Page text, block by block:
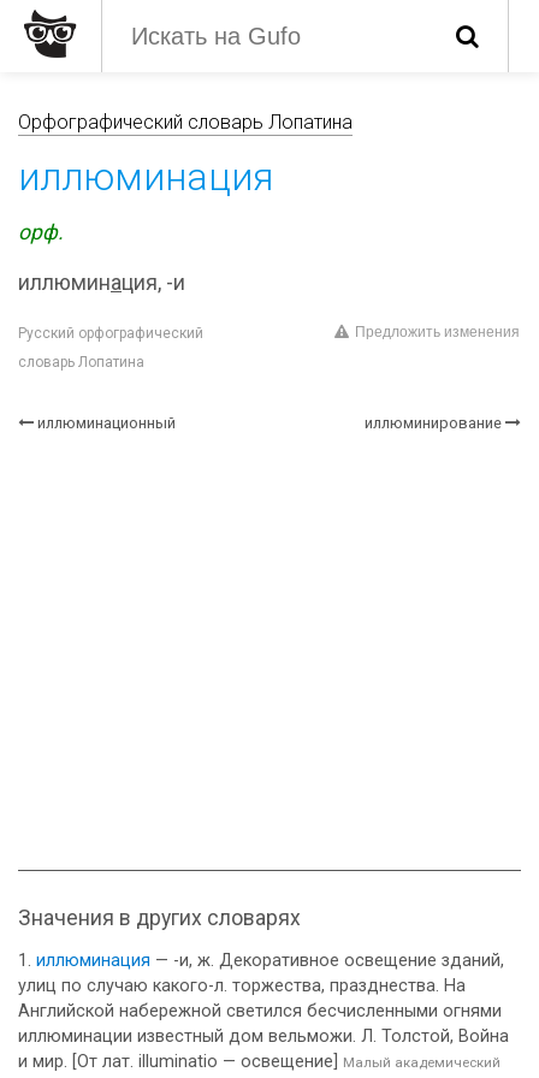
Орфографический словарь Лопатина
иллюминация
орф.
иллюминация, -и
Русский орфографический
словарь Лопатина
Предложить изменения
иллюминационный иллюминирование
Значения в других словарях
иллюминация — -и, ж. Декоративное освещение зданий,
улиц по случаю какого-л. торжества, празднества. На
Английской набережной светился бесчисленными огнями
иллюминации известный дом вельможи. Л. Толстой, Война
и мир. [От лат. illuminatio — освещение]
Малый академический